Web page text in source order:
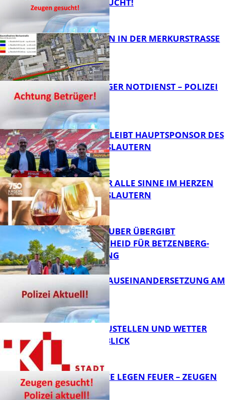
FB News
BAUARBEITEN IN DER MERKURSTRASSE
FB News
FRAGWÜRDIGER NOTDIENST – POLIZEI
WARNT
FB News
NOVOLINE BLEIBT HAUPTSPONSOR DES
1. FC KAISERSLAUTERN
FB Kultur
GENÜSSE FÜR ALLE SINNE IM HERZEN
VON KAISERSLAUTERN
MINISTER TEUBER ÜBERGIBT
FÖRDERBESCHEID FÜR BETZENBERG-
ENTWICKLUNG
HANDFESTE AUSEINANDERSETZUNG AM
PFAFFPLATZ
PARKEN, BAUSTELLEN UND WETTER
DIGITAL IM BLICK
UNBEKANNTE LEGEN FEUER – ZEUGEN
GESUCHT!